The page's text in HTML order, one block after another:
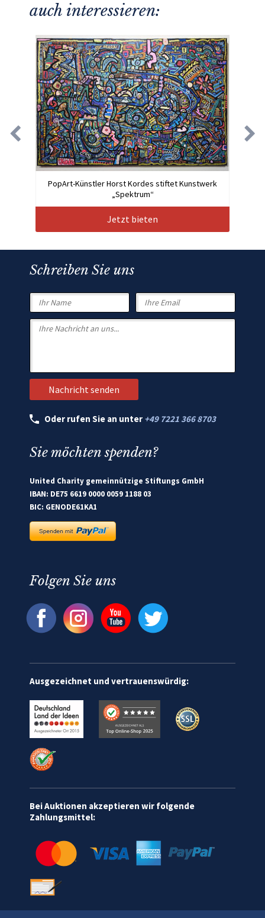
auch interessieren:
PopArt-Künstler Horst Kordes stiftet Kunstwerk
„Spektrum“
Jetzt bieten
Schreiben Sie uns
Oder rufen Sie an unter +49 7221 366 8703
Sie möchten spenden?
United Charity gemeinnützige Stiftungs GmbH
IBAN: DE75 6619 0000 0059 1188 03
BIC: GENODE61KA1
Folgen Sie uns
Ausgezeichnet und vertrauenswürdig:
Bei Auktionen akzeptieren wir folgende
Zahlungsmittel: